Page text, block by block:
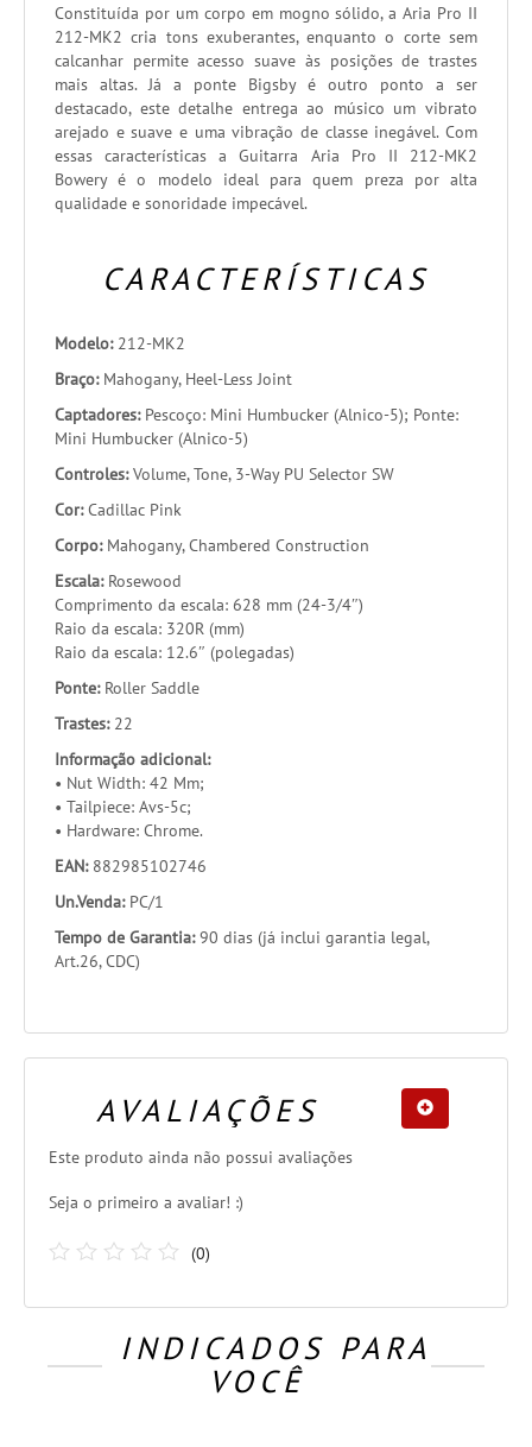
Constituída por um corpo em mogno sólido, a Aria Pro II
212-MK2 cria tons exuberantes, enquanto o corte sem
calcanhar permite acesso suave às posições de trastes
mais altas. Já a ponte Bigsby é outro ponto a ser
destacado, este detalhe entrega ao músico um vibrato
arejado e suave e uma vibração de classe inegável. Com
essas características a Guitarra Aria Pro II 212-MK2
Bowery é o modelo ideal para quem preza por alta
qualidade e sonoridade impecável.
CARACTERÍSTICAS
Modelo: 212-MK2
Braço: Mahogany, Heel-Less Joint
Captadores: Pescoço: Mini Humbucker (Alnico-5); Ponte:
Mini Humbucker (Alnico-5)
Controles:Volume, Tone, 3-Way PU Selector SW
Cor:Cadillac Pink
Corpo: Mahogany, Chambered Construction
Escala: Rosewood
Comprimento da escala: 628 mm (24-3/4″)
Raio da escala: 320R (mm)
Raio da escala: 12.6″ (polegadas)
Ponte: Roller Saddle
Trastes: 22
Informação adicional:
• Nut Width: 42 Mm;
• Tailpiece: Avs-5c;
• Hardware: Chrome.
EAN: 882985102746
Un.Venda: PC/1
Tempo de Garantia:90 dias (já inclui garantia legal,
Art.26, CDC)
AVALIAÇÕES
Este produto ainda não possui avaliações
Seja o primeiro a avaliar! :)
(0)
INDICADOS PARA
VOCÊ